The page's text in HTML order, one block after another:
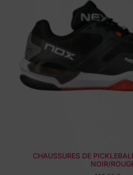
CHAUSSURES DE
NOIR/